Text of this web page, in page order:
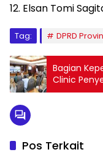
12. Elsan Tomi
Tag: DPRD
Bagian
Clinic
Pos Terkait